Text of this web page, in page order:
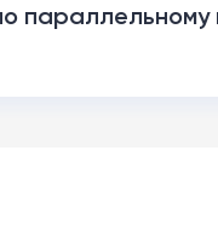
параллельному